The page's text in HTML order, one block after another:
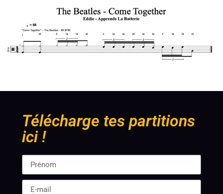
Télécharge tes partitions
ici !